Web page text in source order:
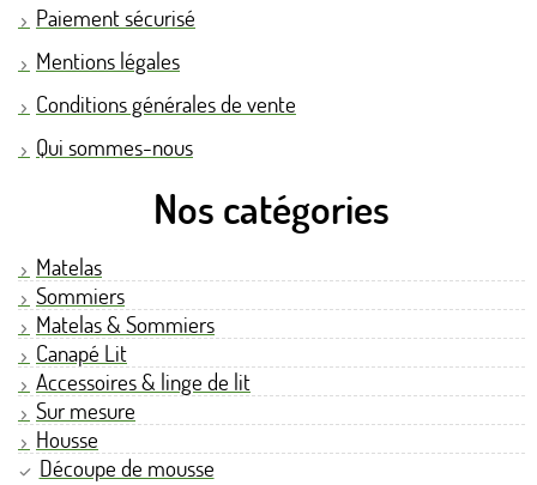
Paiement sécurisé
Mentions légales
Conditions générales de vente
Qui sommes-nous
Nos catégories
Matelas
Sommiers
Matelas & Sommiers
Canapé Lit
Accessoires & linge de lit
Sur mesure
Housse
Découpe de mousse